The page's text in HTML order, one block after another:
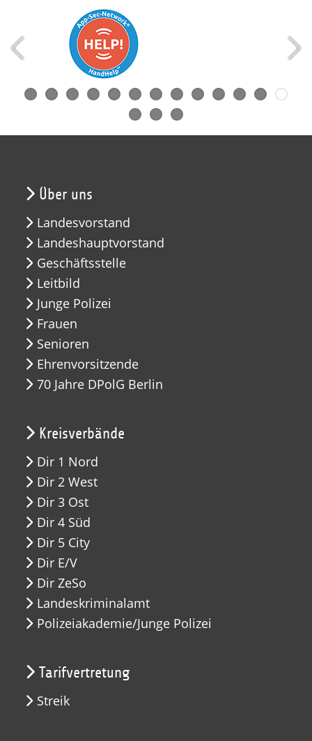
Über uns
Landesvorstand
Landeshauptvorstand
Geschäftsstelle
Leitbild
Junge Polizei
Frauen
Senioren
Ehrenvorsitzende
70 Jahre DPolG Berlin
Kreisverbände
Dir 1 Nord
Dir 2 West
Dir 3 Ost
Dir 4 Süd
Dir 5 City
Dir E/V
Dir ZeSo
Landeskriminalamt
Polizeiakademie/Junge Polizei
Tarifvertretung
Streik